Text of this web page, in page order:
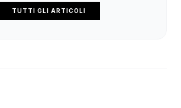
TUTTI GLI ARTICOLI